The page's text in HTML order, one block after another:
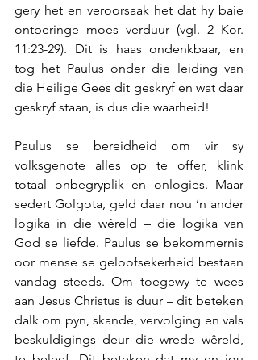
gery het en veroorsaak het dat hy baie
ontberinge moes verduur (vgl. 2 Kor.
11:23-29). Dit is haas ondenkbaar, en
tog het Paulus onder die leiding van
die Heilige Gees dit geskryf en wat daar
geskryf staan, is dus die waarheid!
Paulus se bereidheid om vir sy
volksgenote alles op te offer, klink
totaal onbegryplik en onlogies. Maar
sedert Golgota, geld daar nou ‘n ander
logika in die wêreld – die logika van
God se liefde. Paulus se bekommernis
oor mense se geloofsekerheid bestaan
vandag steeds. Om toegewy te wees
aan Jesus Christus is duur – dit beteken
dalk om pyn, skande, vervolging en vals
beskuldigings deur die wrede wêreld,